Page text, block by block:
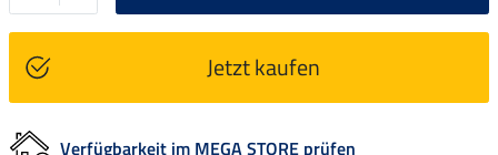
Jetzt kaufen
Verfügbarkeit im MEGA STORE prüfen